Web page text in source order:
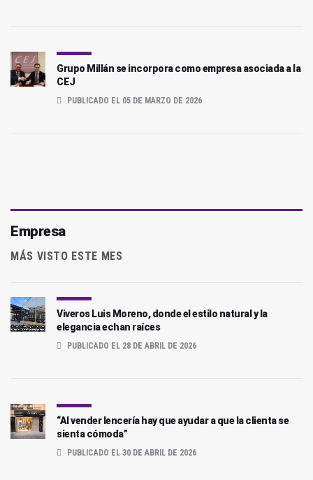
Grupo Millán se incorpora como empresa asociada a la
CEJ
PUBLICADO EL 05 DE MARZO DE 2026
Empresa
MÁS VISTO ESTE MES
Viveros Luis Moreno, donde el estilo natural y la
elegancia echan raíces
PUBLICADO EL 28 DE ABRIL DE 2026
“Al vender lencería hay que ayudar a que la clienta se
sienta cómoda”
PUBLICADO EL 30 DE ABRIL DE 2026